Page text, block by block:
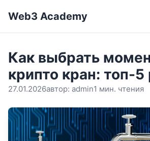
Web3 Academy
Как выбрать
крипто кран: топ-5
27.01.2026автор: admin1 мин. чтения